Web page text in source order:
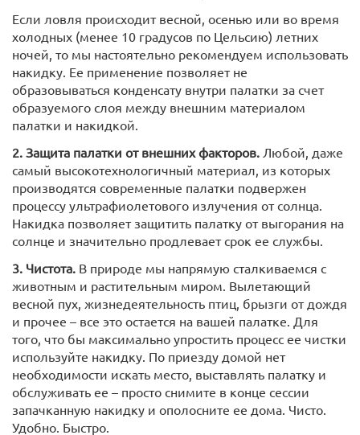
Если ловля происходит весной, осенью или во время
холодных (менее 10 градусов по Цельсию) летних
ночей, то мы настоятельно рекомендуем использовать
накидку. Ее применение позволяет не
образовываться конденсату внутри палатки за счет
образуемого слоя между внешним материалом
палатки и накидкой.
2. Защита палатки от внешних факторов. Любой, даже
самый высокотехнологичный материал, из которых
производятся современные палатки подвержен
процессу ультрафиолетового излучения от солнца.
Накидка позволяет защитить палатку от выгорания на
солнце и значительно продлевает срок ее службы.
3. Чистота. В природе мы напрямую сталкиваемся с
животным и растительным миром. Вылетающий
весной пух, жизнедеятельность птиц, брызги от дождя
и прочее – все это остается на вашей палатке. Для
того, что бы максимально упростить процесс ее чистки
используйте накидку. По приезду домой нет
необходимости искать место, выставлять палатку и
обслуживать ее – просто снимите в конце сессии
запачканную накидку и ополосните ее дома. Чисто.
Удобно. Быстро.